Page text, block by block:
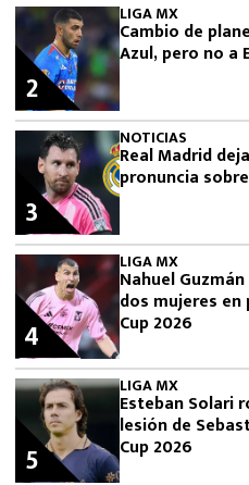
LIGA MX
Cambio de
Azul, pero no a
2
NOTICIAS
Real Madrid
pronuncia
3
LIGA MX
Nahuel
dos mujeres
Cup 2026
4
LIGA MX
Esteban Solari
lesión de
Cup 2026
5